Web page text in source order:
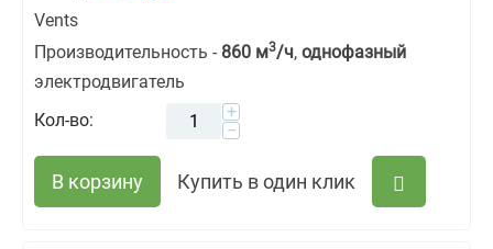
Vents
Производительность - 860 м3/ч, однофазный
электродвигатель
Кол-во:
+
−
В корзину Купить в один клик